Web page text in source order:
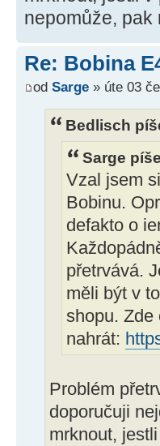
nepomůže, pak
Re: Bobina
od Sarge » úte 03
Bedlisch
Sarge
Vzal jsem
Bobinu.
defakto o
přetrvává.
měli být v
shopu. Zde
nahrát:
Problém
doporučuji
mrknout,